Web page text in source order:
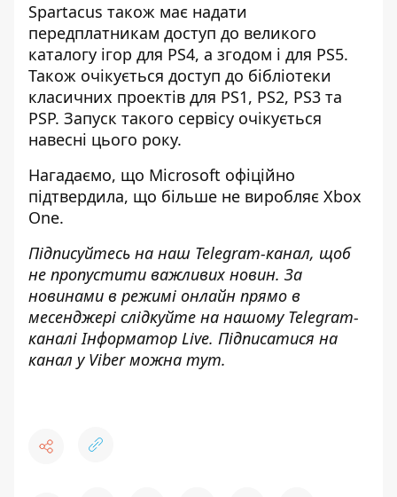
Spartacus також має надати
передплатникам доступ до великого
каталогу ігор для PS4, а згодом і для PS5.
Також очікується доступ до бібліотеки
класичних проектів для PS1, PS2, PS3 та
PSP. Запуск такого сервісу очікується
навесні цього року.
Нагадаємо, що Microsoft офіційно
підтвердила, що більше не виробляє Xbox
One.
Підписуйтесь на наш Telegram-канал, щоб
не пропустити важливих новин. За
новинами в режимі онлайн прямо в
месенджері слідкуйте на нашому Telegram-
каналіІнформатор Live. Підписатися на
канал у Viber можна тут.